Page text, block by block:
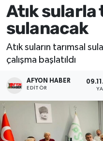
Atık sularla
sulanacak
Atık suların tarımsal
çalışma başlatıldı
AFYON HABER
EDITÖR
Sağlık
Eğitim
Sivil Toplum
Ekonomi
Magazin
Etkinlikler